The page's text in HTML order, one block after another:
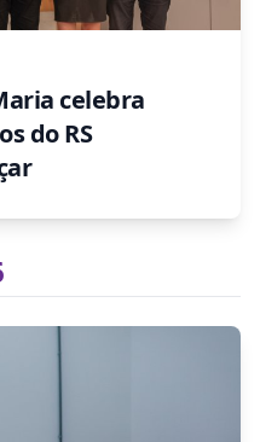
celebra
do RS